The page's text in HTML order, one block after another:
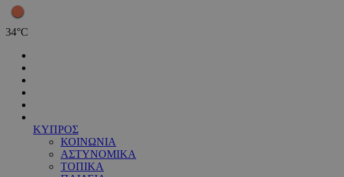
34°C
ΚΥΠΡΟΣ
ΚΟΙΝΩΝΙΑ
ΑΣΤΥΝΟΜΙΚΑ
ΤΟΠΙΚΑ